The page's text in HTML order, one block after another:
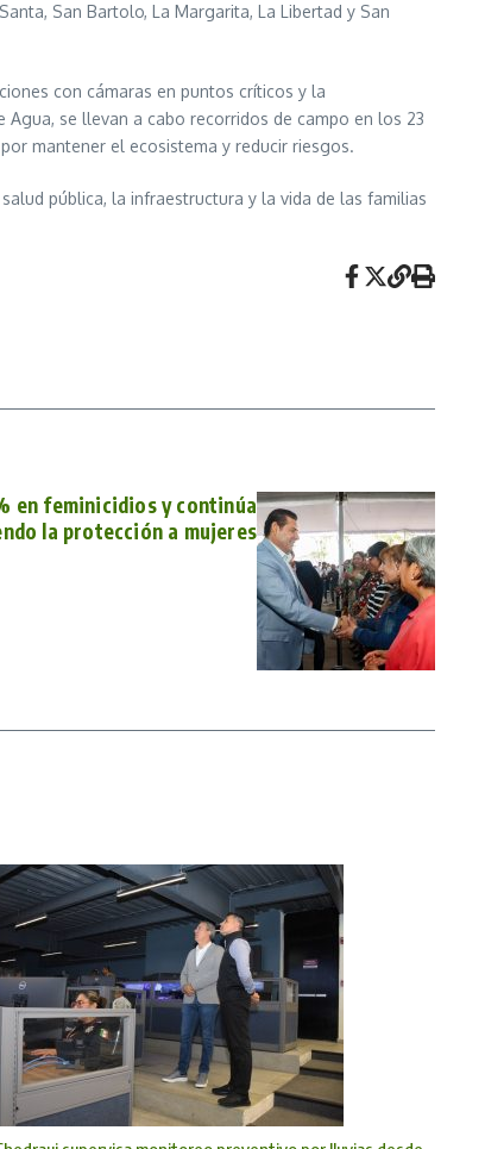
San Bartolo, La Margarita, La Libertad y San
con cámaras en puntos críticos y la
se llevan a cabo recorridos de campo en los 23
mantener el ecosistema y reducir riesgos.
pública, la infraestructura y la vida de las familias
en feminicidios y continúa
la protección a mujeres